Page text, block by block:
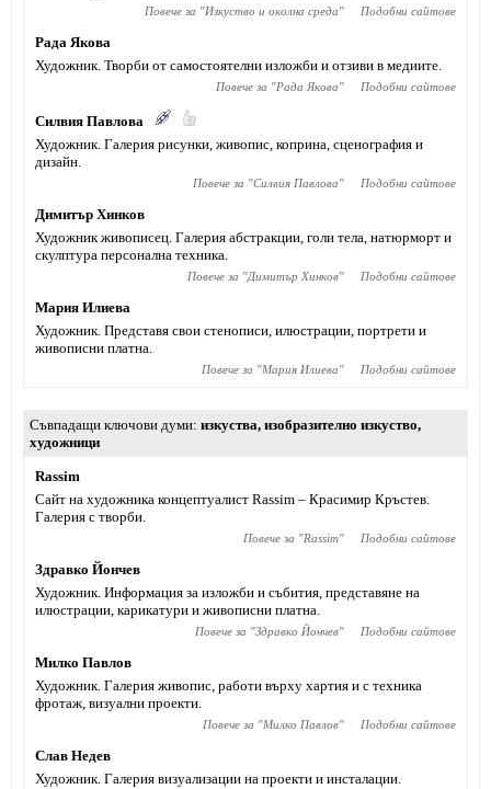
Повече за "Изкуство и околна среда" Подобни сайтове
Рада Якова
Художник. Творби от самостоятелни изложби и отзиви в медиите.
Повече за "Рада Якова" Подобни сайтове
Силвия Павлова
Художник. Галерия рисунки, живопис, коприна, сценография и
дизайн.
Повече за "Силвия Павлова" Подобни сайтове
Димитър Хинков
Художник живописец. Галерия абстракции, голи тела, натюрморт и
скулптура персонална техника.
Повече за "Димитър Хинков" Подобни сайтове
Мария Илиева
Художник. Представя свои стенописи, илюстрации, портрети и
живописни платна.
Повече за "Мария Илиева" Подобни сайтове
Съвпадащи ключови думи изкуства, изобразително изкуство,
художници
Rassim
Сайт на художника концептуалист Rassim – Красимир Кръстев.
Галерия с творби.
Повече за "Rassim" Подобни сайтове
Здравко Йончев
Художник. Информация за изложби и събития, представяне на
илюстрации, карикатури и живописни платна.
Повече за "Здравко Йончев" Подобни сайтове
Милко Павлов
Художник. Галерия живопис, работи върху хартия и с техника
фротаж, визуални проекти.
Повече за "Милко Павлов" Подобни сайтове
Слав Недев
Художник. Галерия визуализации на проекти и инсталации.